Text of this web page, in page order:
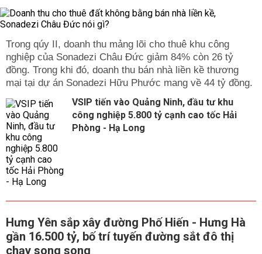
Trong qúy II, doanh thu mảng lõi cho thuê khu công
nghiệp của Sonadezi Châu Đức giảm 84% còn 26 tỷ
đồng. Trong khi đó, doanh thu bán nhà liền kề thương
mại tại dự án Sonadezi Hữu Phước mang về 44 tỷ đồng.
VSIP tiến vào Quảng Ninh, đầu tư khu
công nghiệp 5.800 tỷ cạnh cao tốc Hải
Phòng - Hạ Long
Hưng Yên sắp xây đường Phố Hiến - Hưng Hà
gần 16.500 tỷ, bố trí tuyến đường sắt đô thị
chạy song song